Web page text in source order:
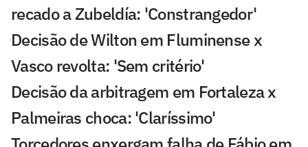
recado a Zubeldía: 'Constrangedor'
Decisão de Wilton em Fluminense x
Vasco revolta: 'Sem critério'
Decisão da arbitragem em Fortaleza x
Palmeiras choca: 'Claríssimo'